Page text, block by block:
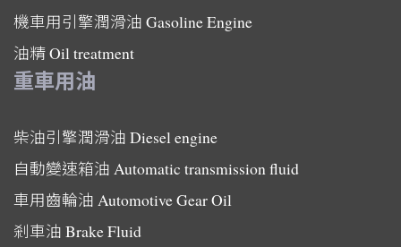
機車用引擎潤滑油 Gasoline Engine
油精Oil treatment
重車用油
柴油引擎潤滑油 Diesel engine
自動變速箱油 Automatic transmission fluid
車用齒輪油 Automotive Gear Oil
剎車油 Brake Fluid